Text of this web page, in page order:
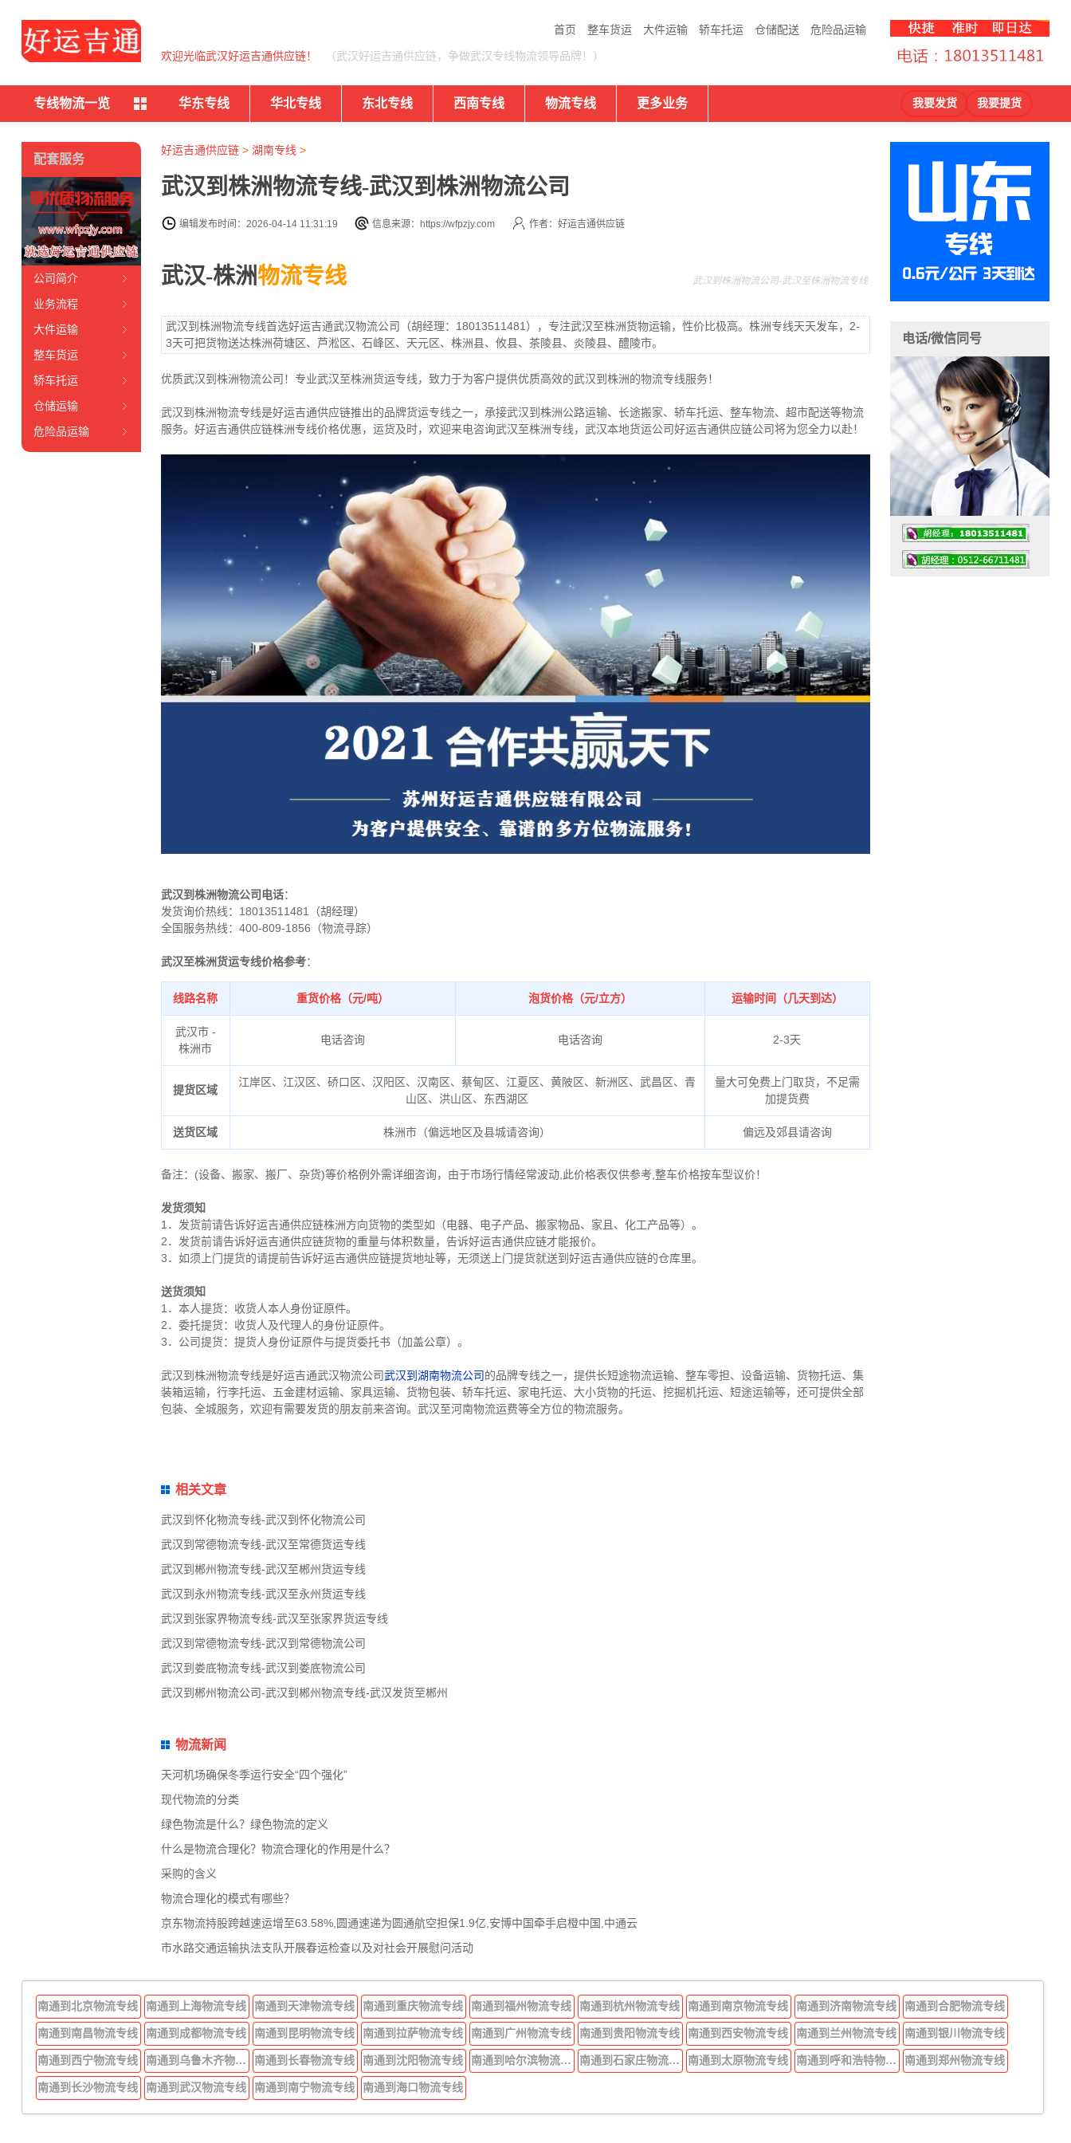
首页 整车货运 大件运输 轿车托运 仓储配送 危险品运输
欢迎光临武汉好运吉通供应链！ （武汉好运吉通供应链，争做武汉专线物流领导品牌！）
专线物流一览 华东专线 华北专线 东北专线 西南专线 物流专线 更多业务 我要发货 我要提货
好运吉通供应链> 湖南专线 >
武汉到株洲物流专线-武汉到株洲物流公司
编辑发布时间：2026-04-14 11:31:19 信息来源：https://wfpzjy.com 作者：好运吉通供应链
武汉-株洲物流专线 武汉到株洲物流公司-武汉至株洲物流专线
武汉到株洲物流专线首选好运吉通武汉物流公司（胡经理：18013511481），专注武汉至株洲货物运输，性价比极高。株洲专线天天发车，2-
3天可把货物送达株洲荷塘区、芦淞区、石峰区、天元区、株洲县、攸县、茶陵县、炎陵县、醴陵市。
优质武汉到株洲物流公司！专业武汉至株洲货运专线，致力于为客户提供优质高效的武汉到株洲的物流专线服务！
武汉到株洲物流专线是好运吉通供应链推出的品牌货运专线之一， 承接武汉到株洲公路运输、长途搬家、轿车托运、整车物流、超市配送等物流
服务。 好运吉通供应链株洲专线价格优惠，运货及时，欢迎来电咨询武汉至株洲专线，武汉本地货运公司好运吉通供应链公司将为您全力以赴！
武汉到株洲物流公司电话：
发货询价热线： 18013511481（胡经理）
全国服务热线：400-809-1856（物流寻踪）
武汉至株洲货运专线价格参考：
线路名称 重货价格（元/吨） 泡货价格（元/立方） 运输时间（几天到达）
武汉市 -
株洲市
电话咨询 电话咨询 2-3天
提货区域
江岸区、江汉区、硚口区、汉阳区、汉南区、蔡甸区、江夏区、黄陂区、新洲区、武昌区、青
山区、洪山区、东西湖区
量大可免费上门取货，不足需
加提货费
送货区域 株洲市（偏远地区及县城请咨询） 偏远及郊县请咨询
备注： (设备、搬家、搬厂、杂货)等价格例外需详细咨询，由于市场行情经常波动,此价格表仅供参考,整车价格按车型议价！
发货须知
1．发货前请告诉好运吉通供应链株洲方向货物的类型如（电器、电子产品、搬家物品、家且、化工产品等）。
2．发货前请告诉好运吉通供应链货物的重量与体积数量，告诉好运吉通供应链才能报价。
3．如须上门提货的请提前告诉好运吉通供应链提货地址等，无须送上门提货就送到好运吉通供应链的仓库里。
送货须知
1．本人提货：收货人本人身份证原件。
2．委托提货：收货人及代理人的身份证原件。
3．公司提货：提货人身份证原件与提货委托书（加盖公章）。
武汉到株洲物流专线是好运吉通武汉物流公司武汉到湖南物流公司的品牌专线之一，提供长短途物流运输、整车零担、设备运输、货物托运、集
装箱运输，行李托运、五金建材运输、家具运输、货物包装、轿车托运、家电托运、大小货物的托运、挖掘机托运、短途运输等，还可提供全部
包装、全城服务，欢迎有需要发货的朋友前来咨询。武汉至河南物流运费等全方位的物流服务。
相关文章
武汉到怀化物流专线-武汉到怀化物流公司
武汉到常德物流专线-武汉至常德货运专线
武汉到郴州物流专线-武汉至郴州货运专线
武汉到永州物流专线-武汉至永州货运专线
武汉到张家界物流专线-武汉至张家界货运专线
武汉到常德物流专线-武汉到常德物流公司
武汉到娄底物流专线-武汉到娄底物流公司
武汉到郴州物流公司-武汉到郴州物流专线-武汉发货至郴州
物流新闻
天河机场确保冬季运行安全“四个强化”
现代物流的分类
绿色物流是什么？绿色物流的定义
什么是物流合理化？物流合理化的作用是什么？
采购的含义
物流合理化的模式有哪些？
京东物流持股跨越速运增至63.58%,圆通速递为圆通航空担保1.9亿,安博中国牵手启橙中国,中通云
市水路交通运输执法支队开展春运检查以及对社会开展慰问活动
配套服务
公司简介
业务流程
大件运输
整车货运
轿车托运
仓储运输
危险品运输
电话/微信同号
南通到北京物流专线 南通到上海物流专线 南通到天津物流专线 南通到重庆物流专线 南通到福州物流专线 南通到杭州物流专线 南通到南京物流专线 南通到济南物流专线 南通到合肥物流专线
南通到南昌物流专线 南通到成都物流专线 南通到昆明物流专线 南通到拉萨物流专线 南通到广州物流专线 南通到贵阳物流专线 南通到西安物流专线 南通到兰州物流专线 南通到银川物流专线
南通到西宁物流专线 南通到乌鲁木齐物流专线 南通到长春物流专线 南通到沈阳物流专线 南通到哈尔滨物流专线 南通到石家庄物流专线 南通到太原物流专线 南通到呼和浩特物流专线 南通到郑州物流专线
南通到长沙物流专线 南通到武汉物流专线 南通到南宁物流专线 南通到海口物流专线